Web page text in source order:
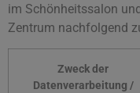
im Schönheitssalon
Zentrum nachfolgend
Zweck der
Datenverarbeitung /